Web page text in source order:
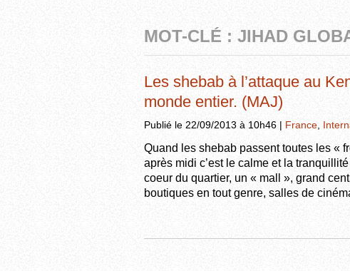
MOT-CLÉ : JIHAD
Les shebab à l’attaque au
monde entier. (MAJ)
Publié le 22/09/2013 à 10h46 | France
Quand les shebab passent toutes les «
après midi c’est le calme et la
coeur du quartier, un « mall », grand
boutiques en tout genre, salles de